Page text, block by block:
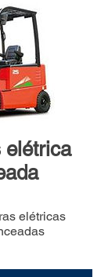
elétrica
elétricas